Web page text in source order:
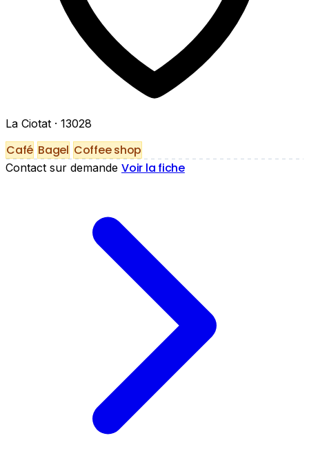
La Ciotat · 13028
Café Bagel Coffee shop
Contact sur demande Voir la fiche